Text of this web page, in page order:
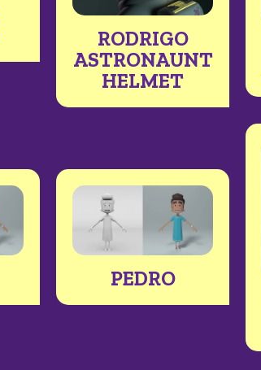
RODRIGO
ASTRONAUNT
HELMET
PEDRO